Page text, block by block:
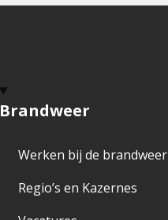
Brandweer
Werken bij de brandweer
Regio’s en Kazernes